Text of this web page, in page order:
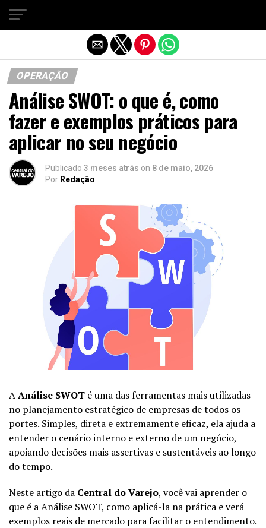
OPERAÇÃO
Análise SWOT: o que é, como
fazer e exemplos práticos para
aplicar no seu negócio
Publicado 3 meses atrás on 8 de maio, 2026
Por Redação
AAnálise SWOT é uma das ferramentas mais utilizadas
no planejamento estratégico de empresas de todos os
portes. Simples, direta e extremamente eficaz, ela ajuda a
entender o cenário interno e externo de um negócio,
apoiando decisões mais assertivas e sustentáveis ao longo
do tempo.
Neste artigo da Central do Varejo, você vai aprender o
que é a Análise SWOT, como aplicá-la na prática e verá
exemplos reais de mercado para facilitar o entendimento.